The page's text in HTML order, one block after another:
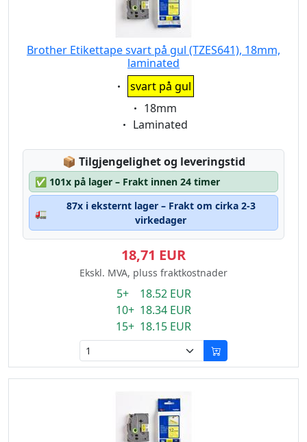
Brother Etikettape svart på gul (TZES641), 18mm,
laminated
Eigenschaft:
svart på gul
Eigenschaft:
18mm
Eigenschaft:
Laminated
📦 Lagerstatus:
Tilgjengelighet og leveringstid
✅ 101x på lager – Frakt innen 24 timer
🚛
87x i eksternt lager – Frakt om cirka 2-3
virkedager
18,71 EUR
Ekskl. MVA, pluss fraktkostnader
5+ 18.52 EUR
10+ 18.34 EUR
15+ 18.15 EUR